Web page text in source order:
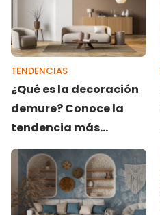
TENDENCIAS
¿Qué es la decoración
demure? Conoce la
tendencia más
elegante de la
temporada